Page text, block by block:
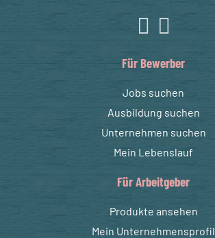
Für Bewerber
Jobs suchen
Ausbildung suchen
Unternehmen suchen
Mein Lebenslauf
Für Arbeitgeber
Produkte ansehen
Mein Unternehmensprofil